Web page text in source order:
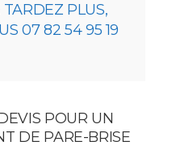
PLUS,
07 82 54 95 19
POUR UN
DE PARE-BRISE